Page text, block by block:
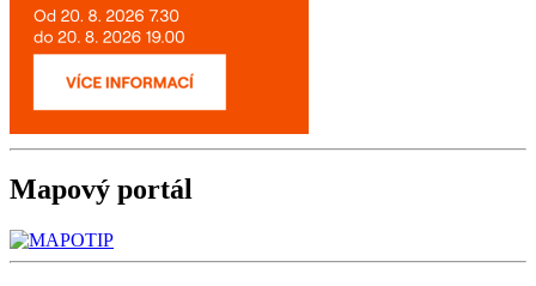
Mapový portál